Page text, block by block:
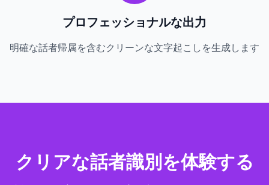
プロフェッショナルな出力
明確な話者帰属を含むクリーンな文字起こしを生成します
クリアな話者識別を体験する